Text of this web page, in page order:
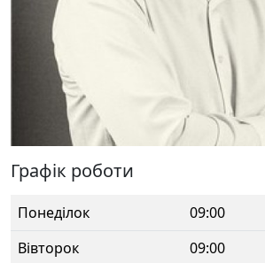
Графік роботи
Понеділок 09:00
Вівторок
09:00